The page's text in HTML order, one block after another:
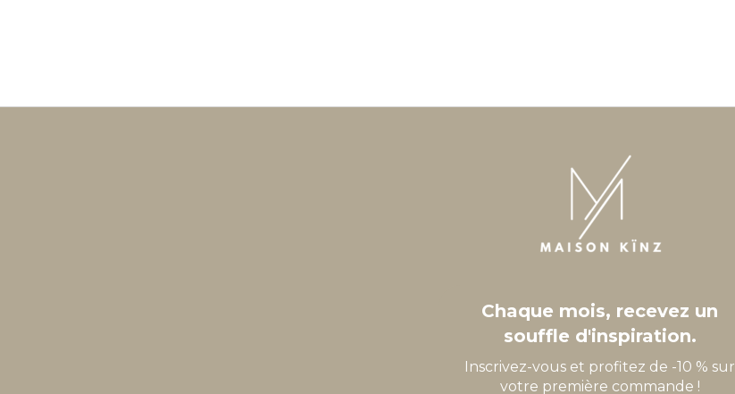
Chaque mois, recevez un
souffle d'inspiration.
Inscrivez-vous et profitez de -10 % sur
votre première commande !